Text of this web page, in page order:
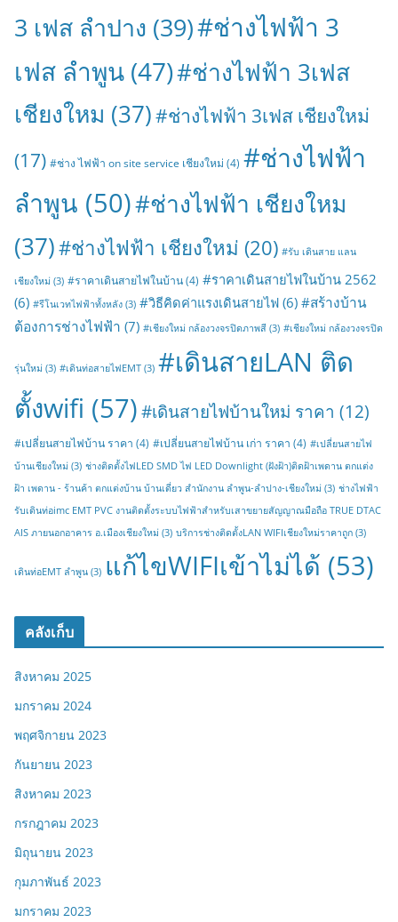
3 เฟส ลำปาง (39)#ช่างไฟฟ้า 3
เฟส ลำพูน (47)#ช่างไฟฟ้า 3เฟส
เชียงใหม (37)#ช่างไฟฟ้า 3เฟส เชียงใหม่
(17) #ช่าง ไฟฟ้า on site service เชียงใหม่ (4) #ช่างไฟฟ้า
ลำพูน (50)#ช่างไฟฟ้า เชียงใหม
(37)#ช่างไฟฟ้า เชียงใหม่ (20) #รับ เดินสาย แลน
เชียงใหม่ (3) #ราคาเดินสายไฟในบ้าน(4) #ราคาเดินสายไฟในบ้าน 2562
(6) #รีโนเวทไฟฟ้าทั้งหลัง (3) #วิธีคิดค่าแรงเดินสายไฟ (6) #สร้างบ้าน
ต้องการช่างไฟฟ้า (7) #เชียงใหม่ กล้องวงจรปิดภาพสี (3) #เชียงใหม่ กล้องวงจรปิด
รุ่นใหม่ (3) #เดินท่อสายไฟEMT (3) #เดินสายLAN ติด
ตั้งwifi (57)#เดินสายไฟบ้านใหม่ ราคา (12)
#เปลี่ยนสายไฟบ้าน ราคา (4) #เปลี่ยนสายไฟบ้าน เก่า ราคา (4) #เปลี่ยนสายไฟ
บ้านเชียงใหม่ (3) ช่างติดตั้งไฟLED SMD ไฟ LED Downlight (ฝังฝ้า)ติดฝ้าเพดาน ตกแต่ง
ฝ้า เพดาน - ร้านค้า ตกแต่งบ้าน บ้านเดี่ยว สำนักงาน ลำพูน-ลำปาง-เชียงใหม่ (3) ช่างไฟฟ้า
รับเดินท่อimc EMT PVC งานติดตั้งระบบไฟฟ้าสำหรับเสาขยายสัญญาณมือถือ TRUE DTAC
AIS ภายนอกอาคาร อ.เมืองเชียงใหม่ (3) บริการช่างติดตั้งLAN WIFIเชียงใหม่ราคาถูก (3)
เดินท่อEMT ลำพูน (3) แก้ไขWIFIเข้าไม่ได้ (53)
คลังเก็บ
สิงหาคม 2025
มกราคม 2024
พฤศจิกายน 2023
กันยายน 2023
สิงหาคม 2023
กรกฎาคม 2023
มิถุนายน 2023
กุมภาพันธ์ 2023
มกราคม 2023